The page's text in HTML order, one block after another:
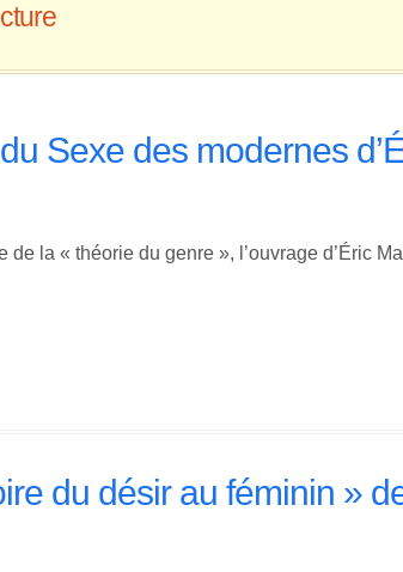
Sexe des modernes
la « théorie du genre », l’ouvrage d’Éric
du désir au féminin »